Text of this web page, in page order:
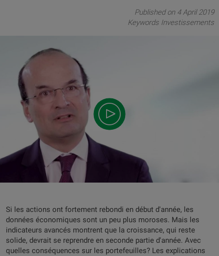
Published on 4 April 2019
Keywords Investissements
Si les actions ont fortement rebondi en début d'année, les
données économiques sont un peu plus moroses. Mais les
indicateurs avancés montrent que la croissance, qui reste
solide, devrait se reprendre en seconde partie d'année. Avec
quelles conséquences sur les portefeuilles? Les explications